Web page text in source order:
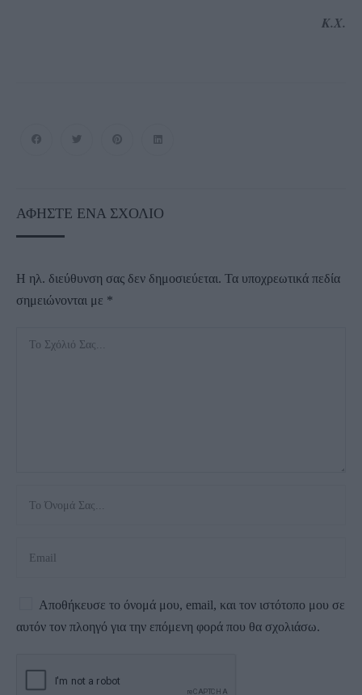
K.X.
ΑΦΉΣΤΕ ΈΝΑ ΣΧΌΛΙΟ
Η ηλ. διεύθυνση σας δεν δημοσιεύεται. Τα υποχρεωτικά πεδία
σημειώνονται με *
Αποθήκευσε το όνομά μου, email, και τον ιστότοπο μου σε
αυτόν τον πλοηγό για την επόμενη φορά που θα σχολιάσω.